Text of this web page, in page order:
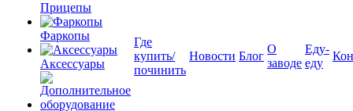
Прицепы
Фаркопы
Аксессуары
Где
купить/
починить
Новости Блог
О
заводе
Еду-
еду